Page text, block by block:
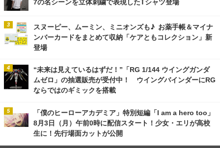
7の名シーンを立体刺繍で表現したTシャツ登場
スヌーピー、ムーミン、ミニオンズも♪ お薬手帳＆マイナ
ンバーカードをまとめて収納「ケアともコレクション」新
登場
“未来は見えているはずだ！”「RG 1/144 ウイングガンダ
ムゼロ」の抽選販売が受付中！ ウイングバインダーにRG
ならではのギミックを搭載
「僕のヒーローアカデミア」特別短編「I am a hero too」
8月3日（月）午前0時に配信スタート！少女・エリが高校
生に！先行場面カットが公開